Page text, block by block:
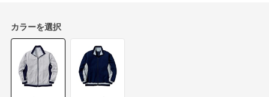
カラーを選択